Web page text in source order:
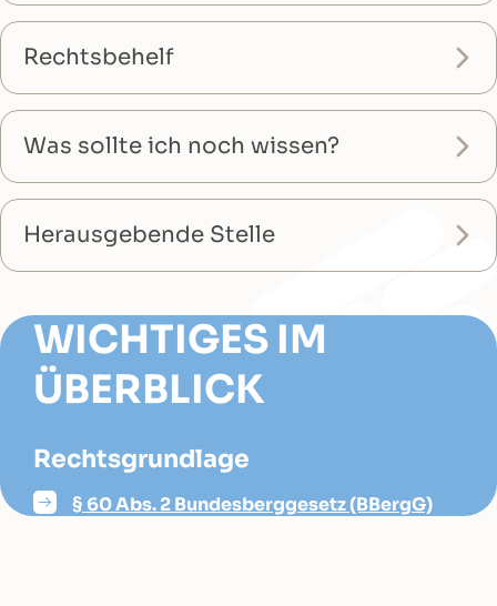
Rechtsbehelf
Was sollte ich noch wissen?
Herausgebende Stelle
WICHTIGES IM
ÜBERBLICK
Rechtsgrundlage
§ 60 Abs. 2 Bundesberggesetz (BBergG)